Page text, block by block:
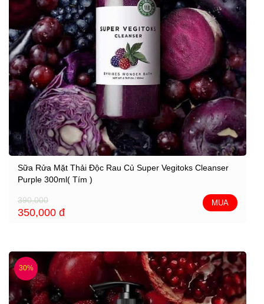
Sữa Rửa Mặt Thải Độc Rau Củ Super Vegitoks Cleanser
Purple 300ml( Tím )
390,000
350,000 đ
MUA
30%